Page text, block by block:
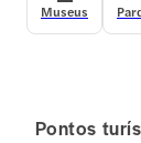
Museus
Pontos